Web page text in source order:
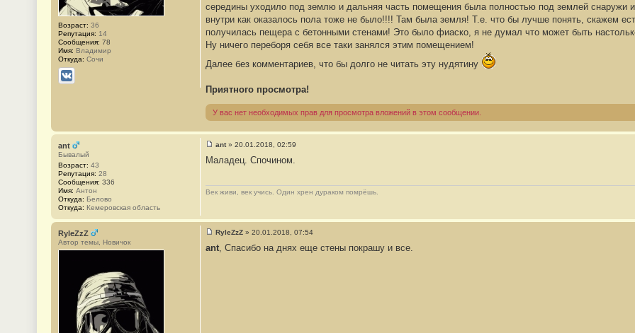
Возраст: 36
Репутация: 14
Сообщения: 78
Имя: Владимир
Откуда: Сочи
ВКонтакте
середины уходило под землю и дальняя часть помещения была полностью под землей снаружи
внутри как оказалось пола тоже не было!!!! Там была земля! Т.е. что бы лучше понять, скажем
получилась пещера с бетонными стенами! Это было фиаско, я не думал что может быть
Ну ничего переборя себя все таки занялся этим помещением!
Далее без комментариев, что бы долго не читать эту нудятину
Приятного просмотра!
У вас нет необходимых прав для просмотра вложений в этом сообщении.
ant
Бывалый
Возраст: 43
Репутация: 28
Сообщения: 336
Имя: Антон
Откуда: Белово
Откуда: Кемеровская область
о
щ
е
е
2
ant» 20.01.2018, 02:59
Маладец. Спочином.
Век живи, век учись. Один хрен дураком помрёшь.
RyleZzZ
Автор темы, Новичок
о
RyleZzZ » 20.01.2018, 07:54
ant, Спасибо на днях еще стены покрашу и все.